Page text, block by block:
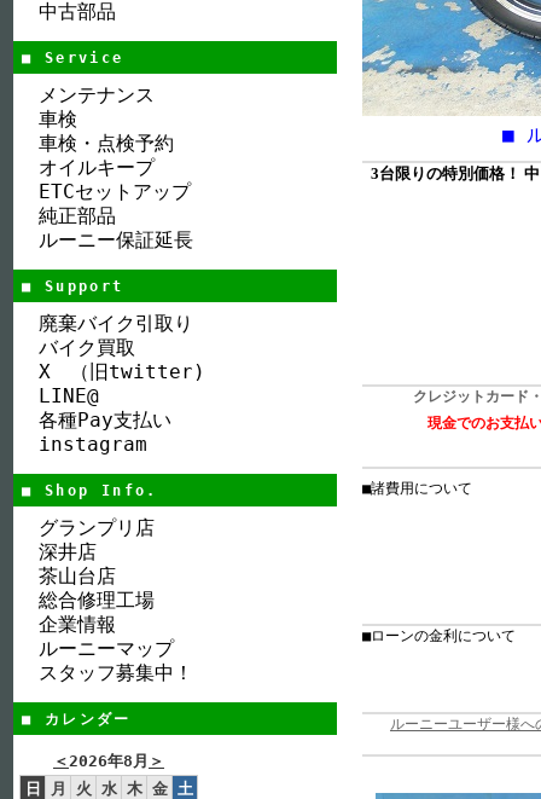
中古部品
■ Service
メンテナンス
車検
車検・点検予約
オイルキープ
ETCセットアップ
純正部品
ルーニー保証延長
■ Support
廃棄バイク引取り
バイク買取
X （旧twitter)
LINE@
各種Pay支払い
instagram
■ Shop Info.
グランプリ店
深井店
茶山台店
総合修理工場
企業情報
ルーニーマップ
スタッフ募集中！
■ カレンダー
＜2026年8月 ＞
日
月 火 水 木 金 土
■
3台限りの特別価格！
クレジットカード
現金でのお支払
■諸費用について
■ローンの金利について
ルーニーユーザー